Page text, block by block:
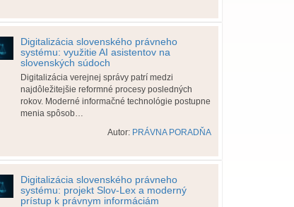
Digitalizácia slovenského právneho
systému: využitie AI asistentov na
slovenských súdoch
Digitalizácia verejnej správy patrí medzi
najdôležitejšie reformné procesy posledných
rokov. Moderné informačné technológie postupne
menia spôsob…
Autor: PRÁVNA PORADŇA
Digitalizácia slovenského právneho
systému: projekt Slov-Lex a moderný
prístup k právnym informáciám